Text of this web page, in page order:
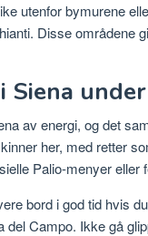
utenfor bymurene
Disse områdene
Siena
av energi, og det
her, med retter
Palio-menyer
bord i god tid hvis
Campo. Ikke gå